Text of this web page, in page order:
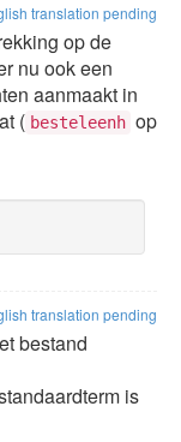
translation pending
op de
nu ook een
aanmaakt in
( besteleenh op
translation pending
bestand
is